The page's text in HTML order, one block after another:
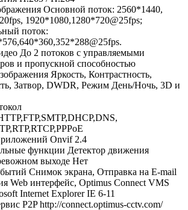
Основной поток: 2560*1440,
1920*1080,1280*720@25fps;
поток:
До 2 потоков с управляемыми
и пропускной способностью
Яркость, Контрастность,
Затвор, DWDR, Режим День/Ночь, 3D и
Onvif 2.4
функции Детектор движения
выходе Нет
Снимок экрана, Отправка на E-mail
Web интерфейс, Optimus Connect VMS
Internet Explorer IE 6-11
P2P http://connect.optimus-cctv.com/